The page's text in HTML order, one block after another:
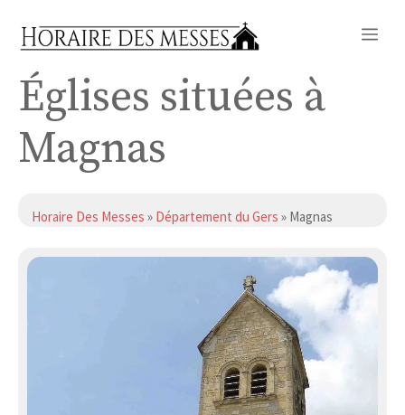
Églises situées à
Magnas
Horaire Des Messes » Département du Gers » Magnas